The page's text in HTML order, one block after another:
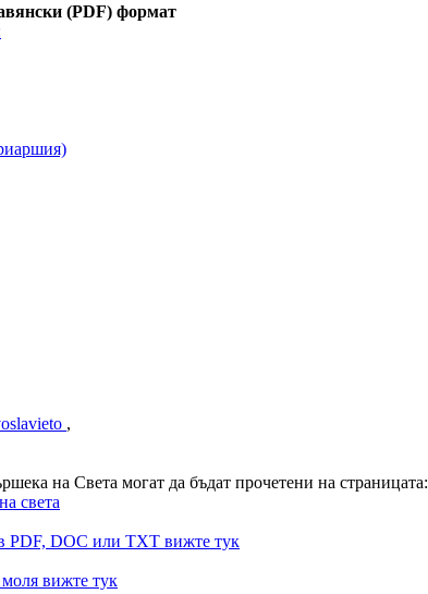
(PDF) формат
,
на Света могат да бъдат прочетени на страницата:
света
PDF, DOC или TXT вижте тук
вижте тук